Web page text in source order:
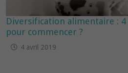
Diversification alimentaire :
pour commencer ?
4 avril 2019